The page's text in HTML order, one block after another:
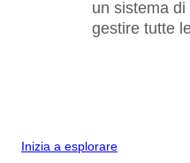
un sistema
gestire tutte
Inizia a esplorare